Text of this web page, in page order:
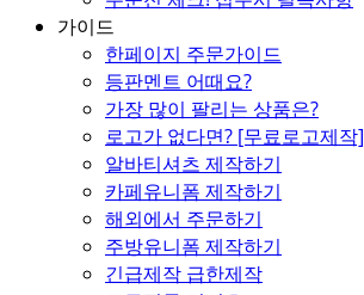
가이드
한페이지 주문가이드
등판멘트 어때요?
가장 많이 팔리는 상품은?
로고가 없다면? [무료로고제작]
알바티셔츠 제작하기
카페유니폼 제작하기
해외에서 주문하기
주방유니폼 제작하기
긴급제작 급한제작